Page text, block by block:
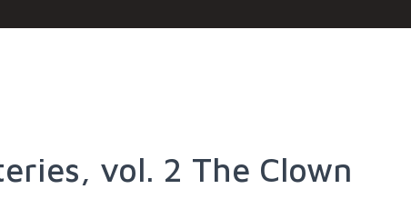
vol. 2 The Clown